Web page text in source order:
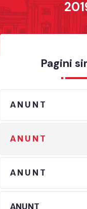
Pagini
A N U N T
A N U N T
A N U N T
ANUNT